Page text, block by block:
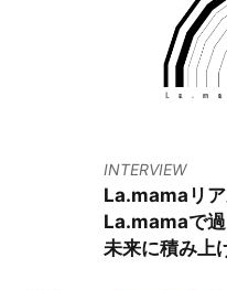
INTERVIEW
La.mamaリ
La.mamaで過
未来に積み上